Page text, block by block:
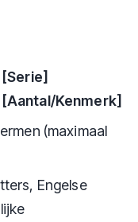
Kenmerk]
(maximaal
Engelse